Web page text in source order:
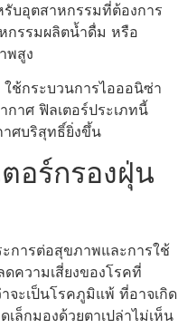
บอุตสาหกรรมที่ต้องการ
กรรมผลิตน้ำดื่ม หรือ
พสูง
ช้กระบวนการไอออนิซ่า
กาศ ฟิลเตอร์ประเภทนี้
ศบริสุทธิ์ยิ่งขึ้น
อร์กรองฝุ่น
การต่อสุขภาพและการใช้
ความเสี่ยงของโรคที่
จะเป็นโรคภูมิแพ้ ที่อาจเกิด
ล็กมองด้วยตาเปล่าไม่เห็น